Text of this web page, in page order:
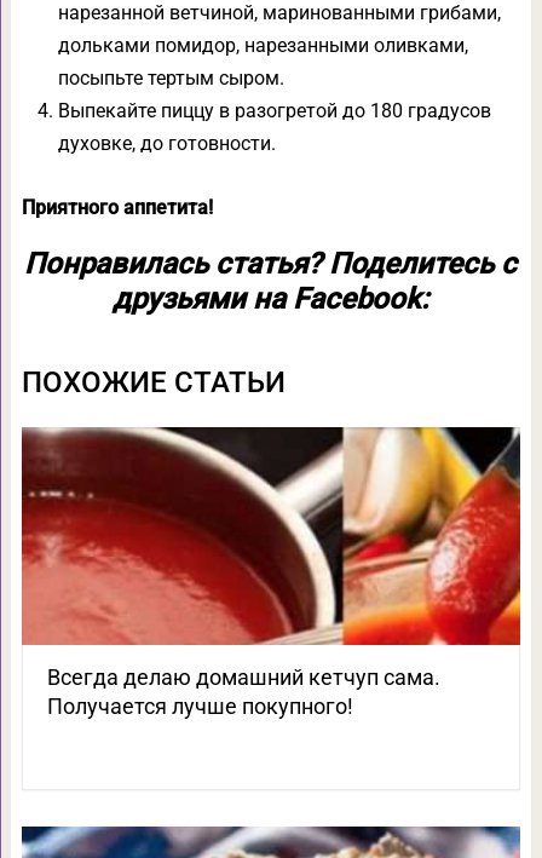
нарезанной ветчиной, маринованными грибами,
дольками помидор, нарезанными оливками,
посыпьте тертым сыром.
Выпекайте пиццу в разогретой до 180 градусов
духовке, до готовности.
Приятного аппетита!
Понравилась статья? Поделитесь с
друзьями на Facebook:
ПОХОЖИЕ СТАТЬИ
Всегда делаю домашний кетчуп сама.
Получается лучше покупного!